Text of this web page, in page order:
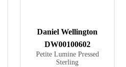
Daniel Wellington
DW00100602
Petite Lumine Pressed
Sterling